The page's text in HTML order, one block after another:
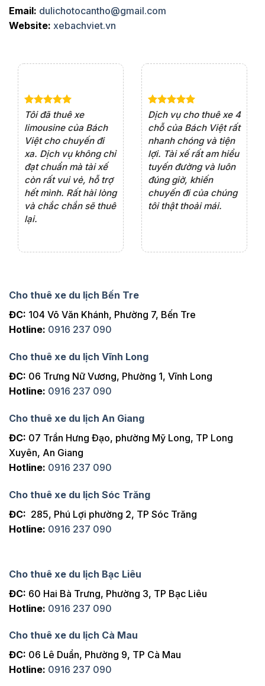
Email: dulichotocantho@gmail.com
Website: xebachviet.vn
Dịch vụ cho thuê xe 7
chỗ của Bách Việt rất
chuyên nghiệp,đặc
biệt tài xế rất nhiệt
tình vui vẻ,sẽ ủng hộ
thường xuyên
Lần đầu thuê xe 16
chỗ tại Bách Việt, tôi
rất hài lòng với chất
lượng xe và sự
chuyên nghiệp của
tài xế. Dịch vụ tận
tâm, chu đáo, sẽ tiếp
tục sử dụng trong
Cho thuê xe du lịch Bến Tre
ĐC: 104 Võ Văn Khánh, Phường 7, Bến Tre
Hotline: 0916 237 090
Cho thuê xe du lịch Vĩnh Long
ĐC: 06 Trưng Nữ Vương, Phường 1, Vĩnh Long
Hotline: 0916 237 090
Cho thuê xe du lịch An Giang
ĐC: 07 Trần Hưng Đạo, phường Mỹ Long, TP Long
Xuyên, An Giang
Hotline: 0916 237 090
Cho thuê xe du lịch Sóc Trăng
ĐC: 285, Phú Lợi phường 2, TP Sóc Trăng
Hotline: 0916 237 090
Cho thuê xe du lịch Bạc Liêu
ĐC: 60 Hai Bà Trưng, Phường 3, TP Bạc Liêu
Hotline: 0916 237 090
Cho thuê xe du lịch Cà Mau
ĐC: 06 Lê Duẩn, Phường 9, TP Cà Mau
Hotline: 0916 237 090